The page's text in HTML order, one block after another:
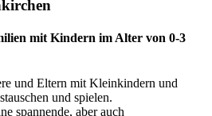
mit Kindern im Alter von 0-3
und Eltern mit Kleinkindern und
und spielen.
spannende, aber auch